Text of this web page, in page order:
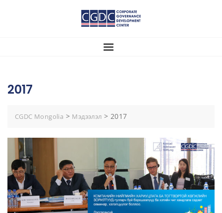
2017
CGDC Mongolia > Мэдээлэл > 2017